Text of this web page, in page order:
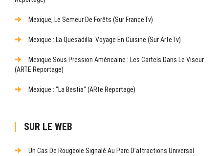
Mexique, Le Semeur De Forêts (sur FranceTv)
Mexique : La Quesadilla. Voyage En Cuisine (sur ArteTv)
Mexique Sous Pression Américaine : Les Cartels Dans Le Viseur
(ARTE Reportage)
Mexique : "La Bestia" (ARte Reportage)
SUR LE WEB
Un Cas De Rougeole Signalé Au Parc D’attractions Universal